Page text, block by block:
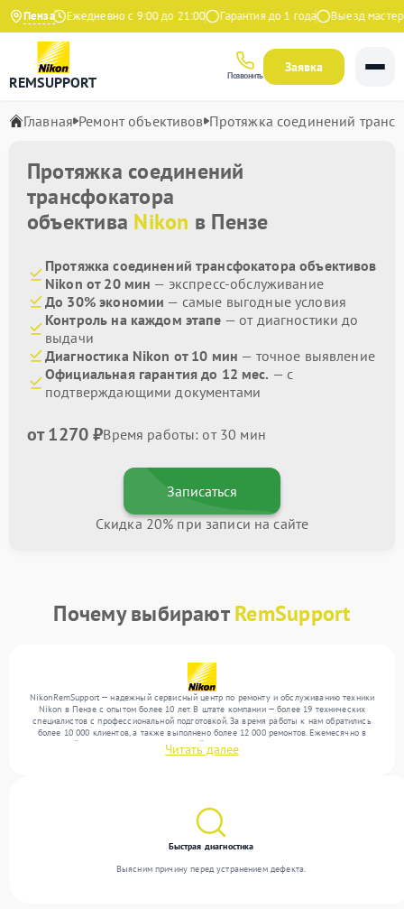
ПензаЕжедневно с 9:00 до 21:00 Гарантия до 1 года Выезд мастера
REMSUPPORT Позвонить
Заявка
Главная Ремонт объективов Протяжка соединений
Протяжка соединений
трансфокатора
объектива Nikon в Пензе
Протяжка соединений трансфокатора объективов
Nikon от 20 мин — экспресс-обслуживание
До 30% экономии — самые выгодные условия
Контроль на каждом этапе — от диагностики до
выдачи
Диагностика Nikon от 10 мин — точное выявление
Официальная гарантия до 12 мес. — с
подтверждающими документами
от 1270 ₽Время работы: от 30 мин
Записаться
Скидка 20% при записи на сайте
Почему выбираютRemSupport
NikonRemSupport — надежный сервисный центр по ремонту и обслуживанию техники
Nikon в Пензе с опытом более 10 лет. В штате компании — более 19 технических
специалистов с профессиональной подготовкой. За время работы к нам обратились
более 10 000 клиентов, а также выполнено более 12 000 ремонтов. Ежемесячно в
сервисный центр поступает от 300 устройств, включая , , . Мы работаем с широким
спектром неисправностей и гарантируем высокое качество обслуживания благодаря
Читать далее
Быстрая диагностика
Выясним причину перед устранением дефекта.